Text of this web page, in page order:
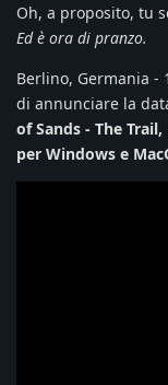
Oh, a proposito, tu
Ed è ora di pranzo.
Berlino, Germania -
di annunciare la
of Sands - The
per Windows e